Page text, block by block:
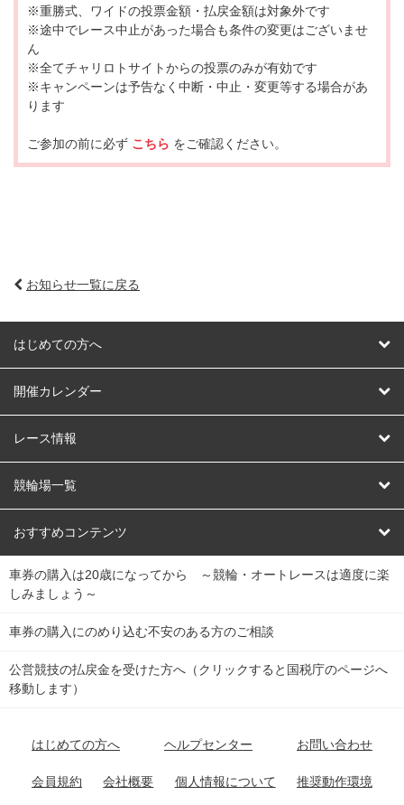
※重勝式、ワイドの投票金額・払戻金額は対象外です
※途中でレース中止があった場合も条件の変更はございませ
ん
※全てチャリロトサイトからの投票のみが有効です
※キャンペーンは予告なく中断・中止・変更等する場合があ
ります
ご参加の前に必ず こちら をご確認ください。
お知らせ一覧に戻る
はじめての方へ
はじめての方へ
開催カレンダー
競輪
オートレース
競輪くじ
Dokanto!
チャリロトプラザ
レース情報
レース予想
レース結果
キャリーオーバー一覧
競輪場一覧
北日本 函館競輪場
関
東
弥彦競輪場 前橋競輪場 取手競輪場 宇都宮競輪場
関
東
小田原競輪場
名古屋競輪場 岐阜競輪場 大垣競輪場 豊橋競輪場
富山競輪場 松阪競輪場 四日市競輪場
おすすめコンテンツ
競輪選手情報
Perfecta Navi
netkeirin
車券の購入は20歳になってから ～競輪・オートレースは適度に楽
しみましょう～
車券の購入にのめり込む不安のある方のご相談
公営競技の払戻金を受けた方へ（クリックすると国税庁のページへ
移動します）
はじめての方へ ヘルプセンター お問い合わせ
会員規約 会社概要 個人情報について 推奨動作環境